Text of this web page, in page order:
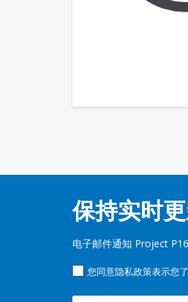
保持实时
电子邮件通知 Project
您同意隐私政策表示您